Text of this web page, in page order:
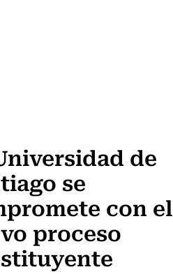
de
se
con el
proceso